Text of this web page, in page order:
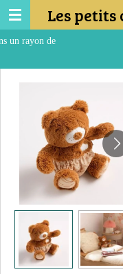
Passer
au
contenu
Les
de